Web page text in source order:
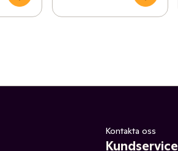
Kontakta oss
Kundservice